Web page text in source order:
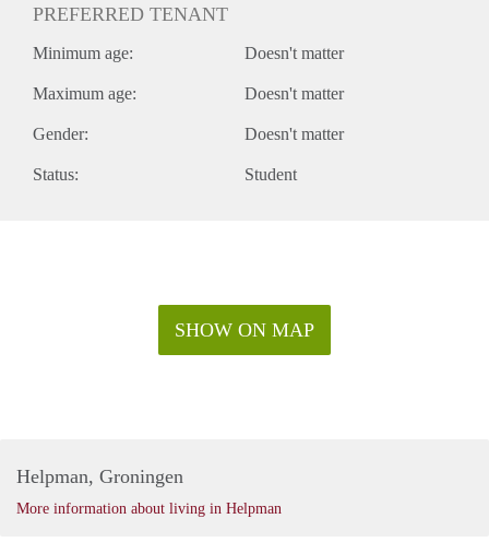
PREFERRED TENANT
Minimum age: Doesn't matter
Maximum age: Doesn't matter
Gender: Doesn't matter
Status: Student
SHOW ON MAP
Helpman, Groningen
More information about living in Helpman